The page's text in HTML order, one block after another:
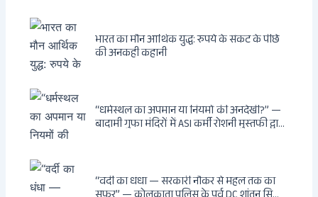
भारत का मौन आर्थिक युद्ध: रुपये के संकट के पीछे
की अनकही कहानी
“धर्मस्थल का अपमान या नियमों की अनदेखी?” —
बादामी गुफा मंदिरों में ASI कर्मी रोशनी मुस्तफी द्वारा
“वर्दी का धंधा — सरकारी नौकर से महल तक का